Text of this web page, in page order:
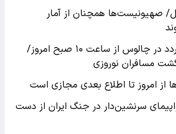
صهیونیست‌ها همچنان از آمار
اعمال محدودیت تردد در چالوس از ساعت ۱۰ صبح امروز/
مسافران نوروزی
از امروز تا اطلاع بعدی مجازی است
دستکم 7 هواپیمای سرنشین‌دار در جنگ ایران از دست